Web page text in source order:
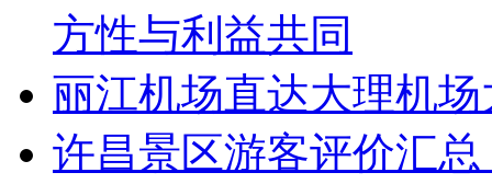
方性与利益共同
丽江机场直达大理机
许昌景区游客评价汇